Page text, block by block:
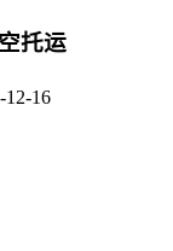
托运
12-16